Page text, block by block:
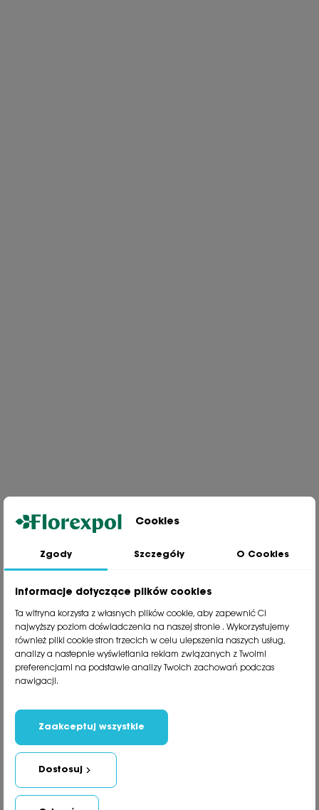
Jesteśmy wiodącą firmą wysyłkową roślin na terenie Polski. Od ponad
30 lat dzielimy się z naszymi Klientami naszą pasją, doświadczeniem i
81 533 23 05
phone81 533 30 50
phone 81 533 82 20
Polecane kategorie
Informacje
Social Media
Cookies
Zgody Szczegóły O Cookies
Informacje dotyczące plików cookies
Ta witryna korzysta z własnych plików cookie, aby zapewnić Ci
najwyższy poziom doświadczenia na naszej stronie . Wykorzystujemy
również pliki cookie stron trzecich w celu ulepszenia naszych usług,
analizy a nastepnie wyświetlania reklam związanych z Twoimi
preferencjami na podstawie analizy Twoich zachowań podczas
nawigacji.
Dostosuj
Zaakceptuj wszystkie